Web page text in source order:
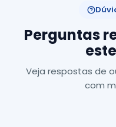
Perguntas
Veja respostas de
com